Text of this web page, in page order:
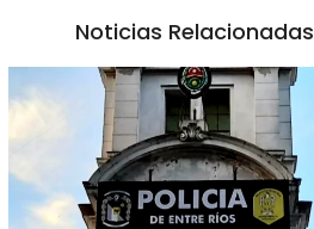
Noticias Relacionadas